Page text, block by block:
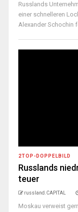
Russlands
einer schnelleren
Alexander Schochin
2TOP-DOPPELBILD
Russlands
teuer
russland.CAPITAL
Moskau verweist